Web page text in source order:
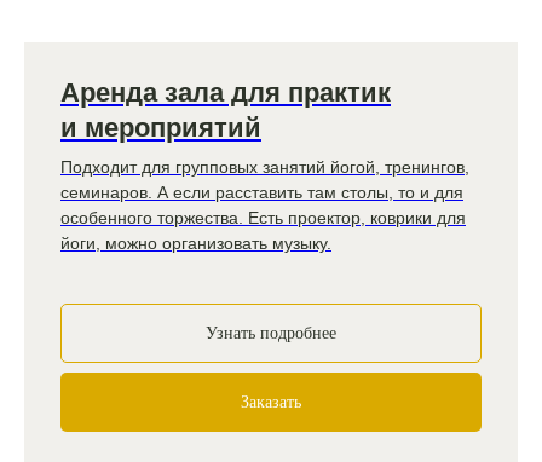
Аренда зала для практик
и мероприятий
Подходит для групповых занятий йогой, тренингов,
семинаров. А если расставить там столы, то и для
особенного торжества. Есть проектор, коврики для
йоги, можно организовать музыку.
Узнать подробнее
Заказать